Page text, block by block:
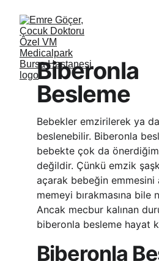
Biberonla
Besleme
Bebekler emzirilerek ya
beslenebilir. Biberonla
bebekte çok da
değildir. Çünkü emzik
açarak bebeğin
memeyi bırakmasına bile
Ancak mecbur kalınan
biberonla besleme hayat
Biberonla